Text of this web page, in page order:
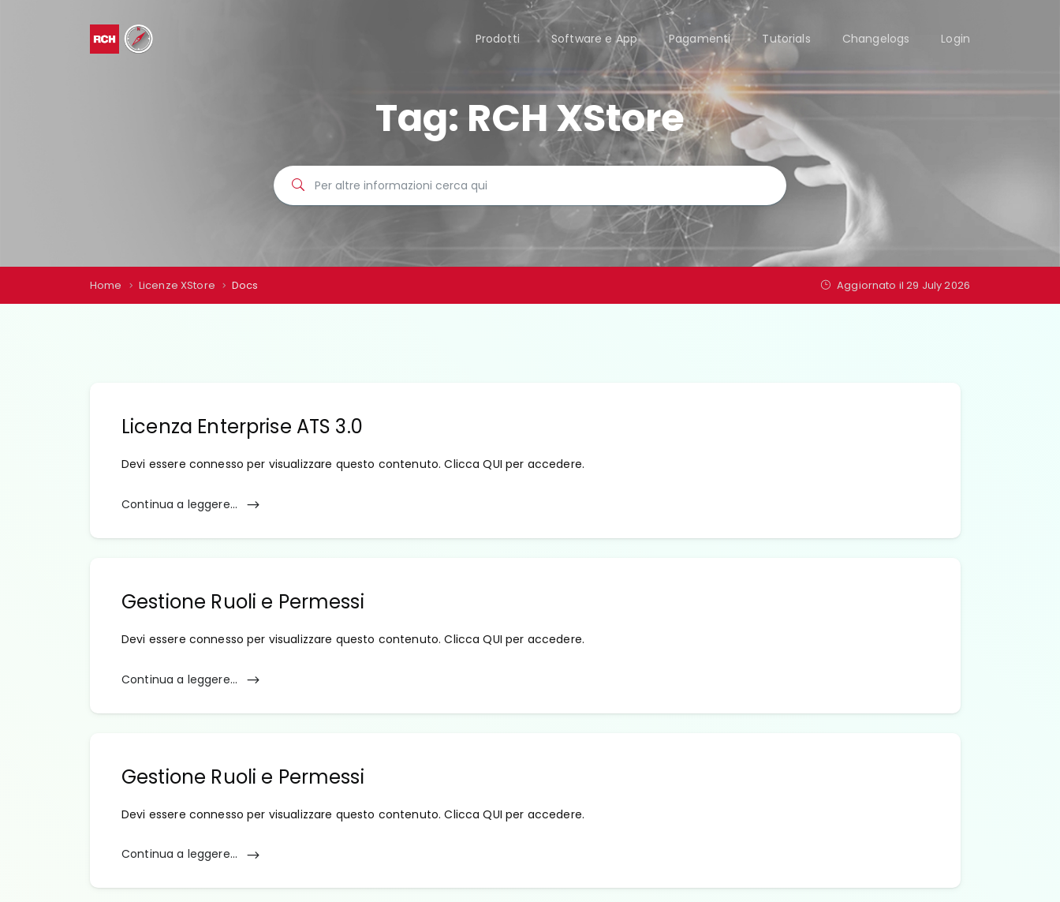
Prodotti Software e App Pagamenti Tutorials Changelogs Login
Tag: RCH XStore
Home Licenze XStore Docs Aggiornato il 29 July 2026
Licenza Enterprise ATS 3.0
Devi essere connesso per visualizzare questo contenuto. Clicca QUI per accedere.
Continua a leggere...
Gestione Ruoli e Permessi
Devi essere connesso per visualizzare questo contenuto. Clicca QUI per accedere.
Continua a leggere...
Gestione Ruoli e Permessi
Devi essere connesso per visualizzare questo contenuto. Clicca QUI per accedere.
Continua a leggere...